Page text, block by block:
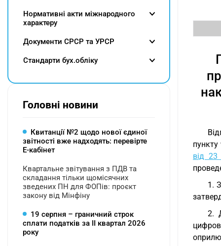
від
1.
2.
Нормативні акти міжнародного
характеру
Документи СРСР та УРСР
Cтандарти бух.обліку
Головні новини
Квитанції №2 щодо нової єдиної
звітності вже надходять: перевірте
Е-кабінет
Квартальне звітування з ПДВ та
складання тільки щомісячних
зведених ПН для ФОПів: проєкт
закону від Мінфіну
19 серпня – граничний строк
сплати податків за ІI квартал 2026
року